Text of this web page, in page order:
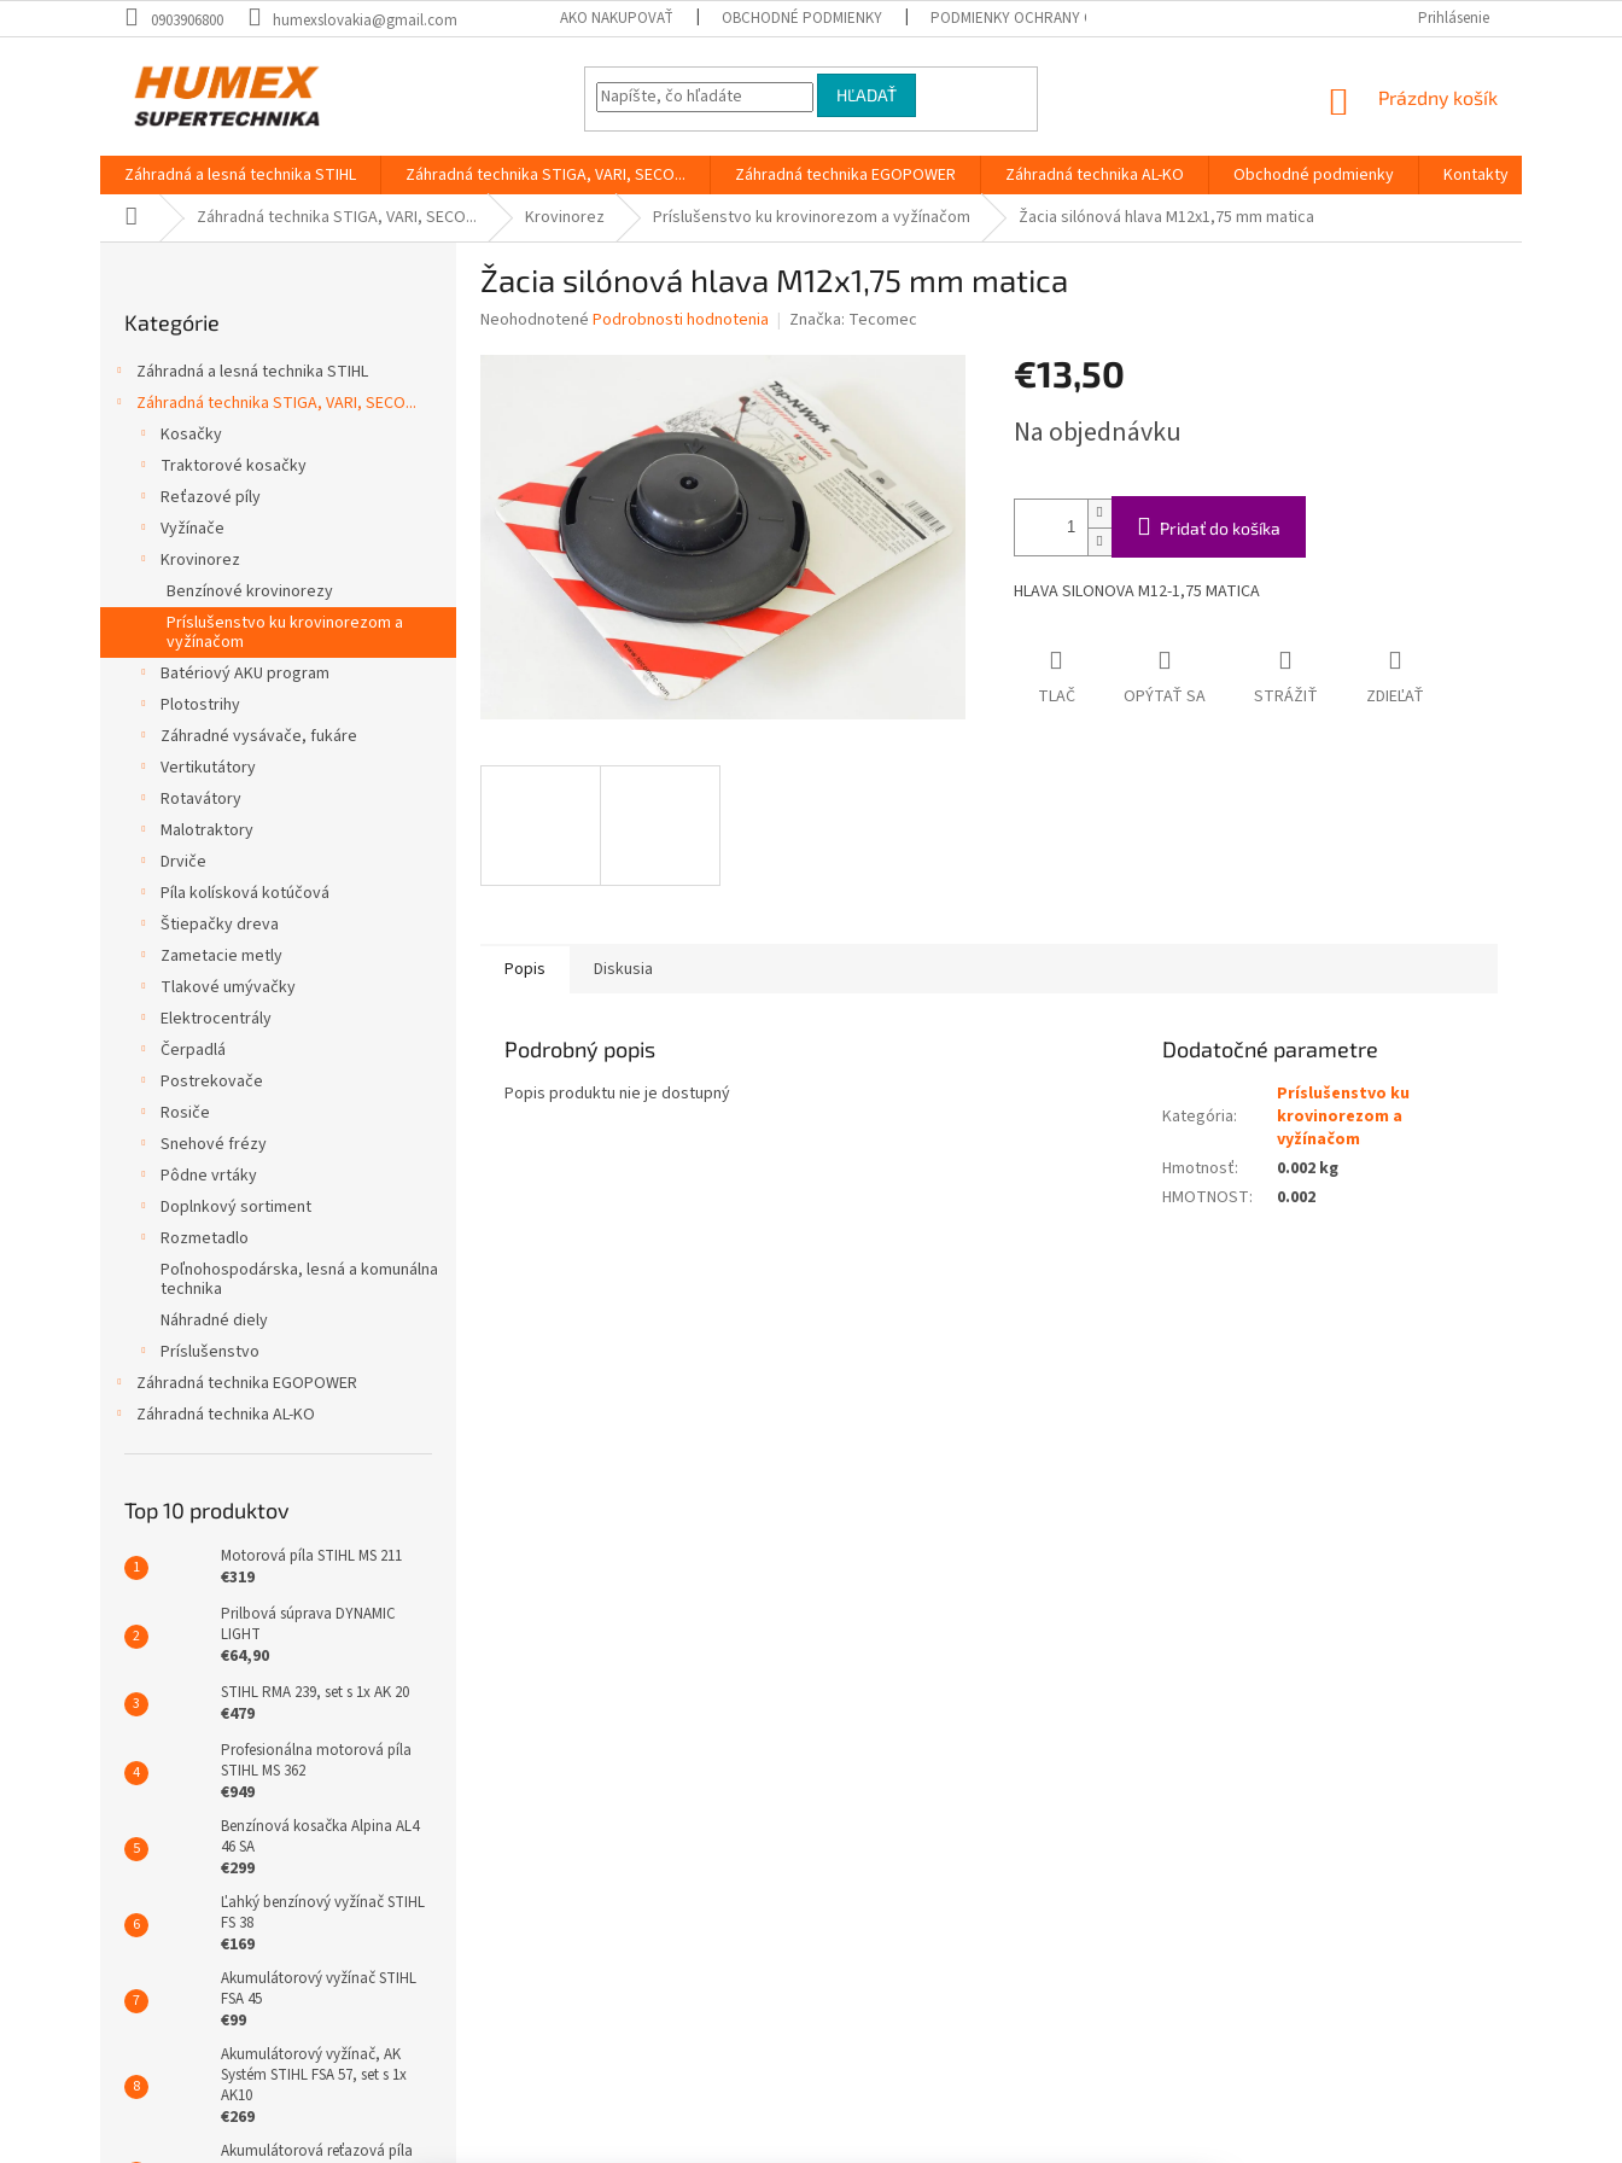
na
0903906800 humexslovakia@gmail.com AKO NAKUPOVAŤ OBCHODNÉ PODMIENKY PODMIENKY OCHRANY OSOBNÝCH ÚDAJOV Prihlásenie
HĽADAŤ
NÁKUPNÝ
Prázdny košík
Záhradná a lesná technika STIHL Záhradná technika STIGA, VARI, SECO... Záhradná technika EGOPOWER Záhradná technika AL-KO Obchodné podmienky
Kontakty
Domov Záhradná technika STIGA, VARI, SECO... Krovinorez Príslušenstvo ku krovinorezom a vyžínačom Žacia silónová hlava M12x1,75 mm matica
kategórie
Kategórie
Záhradná a lesná technika STIHL
Záhradná technika STIGA, VARI, SECO...
Kosačky
Traktorové kosačky
Reťazové píly
Vyžínače
Krovinorez
Benzínové krovinorezy
Príslušenstvo ku krovinorezom a
vyžínačom
Batériový AKU program
Plotostrihy
Záhradné vysávače, fukáre
Vertikutátory
Rotavátory
Malotraktory
Drviče
Píla kolísková kotúčová
Štiepačky dreva
Zametacie metly
Tlakové umývačky
Elektrocentrály
Čerpadlá
Postrekovače
Rosiče
Snehové frézy
Pôdne vrtáky
Doplnkový sortiment
Rozmetadlo
Poľnohospodárska, lesná a komunálna
technika
Náhradné diely
Príslušenstvo
Záhradná technika EGOPOWER
Záhradná technika AL-KO
Top 10 produktov
Motorová píla STIHL MS 211
€319
Prilbová súprava DYNAMIC
LIGHT
€64,90
STIHL RMA 239, set s 1x AK 20
€479
Profesionálna motorová píla
STIHL MS 362
€949
Benzínová kosačka Alpina AL4
46 SA
€299
Ľahký benzínový vyžínač STIHL
FS 38
€169
Akumulátorový vyžínač STIHL
FSA 45
€99
Akumulátorový vyžínač, AK
Systém STIHL FSA 57, set s 1x
AK10
€269
Akumulátorová reťazová píla
Žacia silónová hlava M12x1,75 mm matica
Priemerné
hviezdičiek.
Neohodnotené Podrobnosti hodnotenia Značka: Tecomec
€13,50
cena:
Na objednávku
Pridať do košíka
HLAVA SILONOVA M12-1,75 MATICA
TLAČ OPÝTAŤ SA STRÁŽIŤ ZDIEĽAŤ
Popis Diskusia
Podrobný popis
Popis produktu nie je dostupný
Dodatočné parametre
Kategória:
Príslušenstvo ku
krovinorezom a
vyžínačom
Hmotnosť:
0.002 kg
HMOTNOST: 0.002